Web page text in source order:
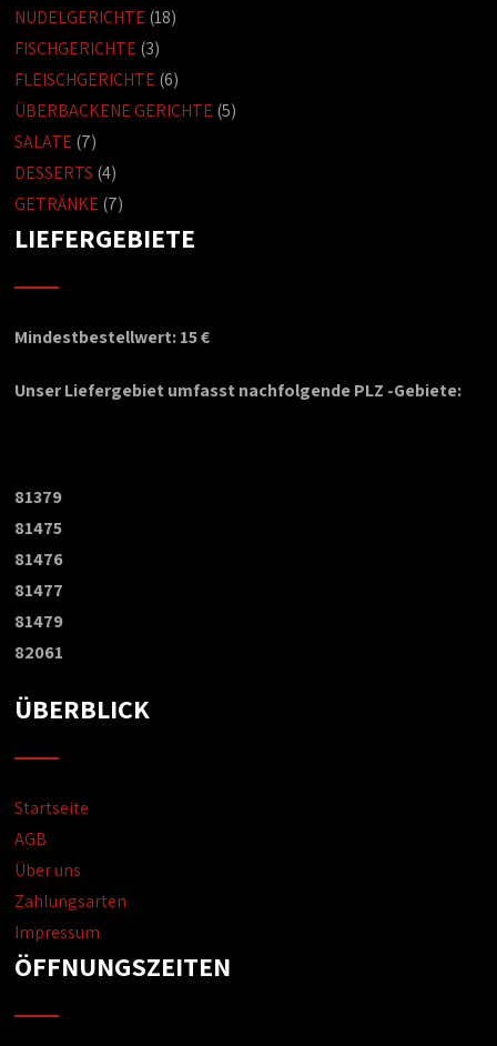
NUDELGERICHTE (18)
FISCHGERICHTE (3)
FLEISCHGERICHTE (6)
ÜBERBACKENE GERICHTE (5)
SALATE (7)
DESSERTS (4)
GETRÄNKE (7)
LIEFERGEBIETE
Mindestbestellwert: 15 €
Unser Liefergebiet umfasst nachfolgende PLZ -Gebiete:
81379
81475
81476
81477
81479
82061
ÜBERBLICK
Startseite
AGB
Über uns
Zahlungsarten
Impressum
ÖFFNUNGSZEITEN